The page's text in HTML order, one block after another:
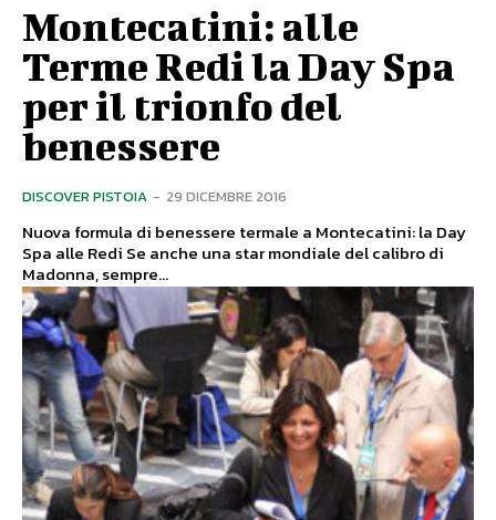
Montecatini: alle
Terme Redi la Day Spa
per il trionfo del
benessere
DISCOVER PISTOIA - 29 DICEMBRE 2016
Nuova formula di benessere termale a Montecatini: la Day
Spa alle Redi Se anche una star mondiale del calibro di
Madonna, sempre...